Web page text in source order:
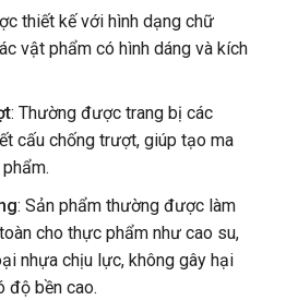
thiết kế với hình dạng chữ
vật phẩm có hình dáng và kích
: Thường được trang bị các
cấu chống trượt, giúp tạo ma
: Sản phẩm thường được làm
cho thực phẩm như cao su,
nhựa chịu lực, không gây hại
độ bền cao.